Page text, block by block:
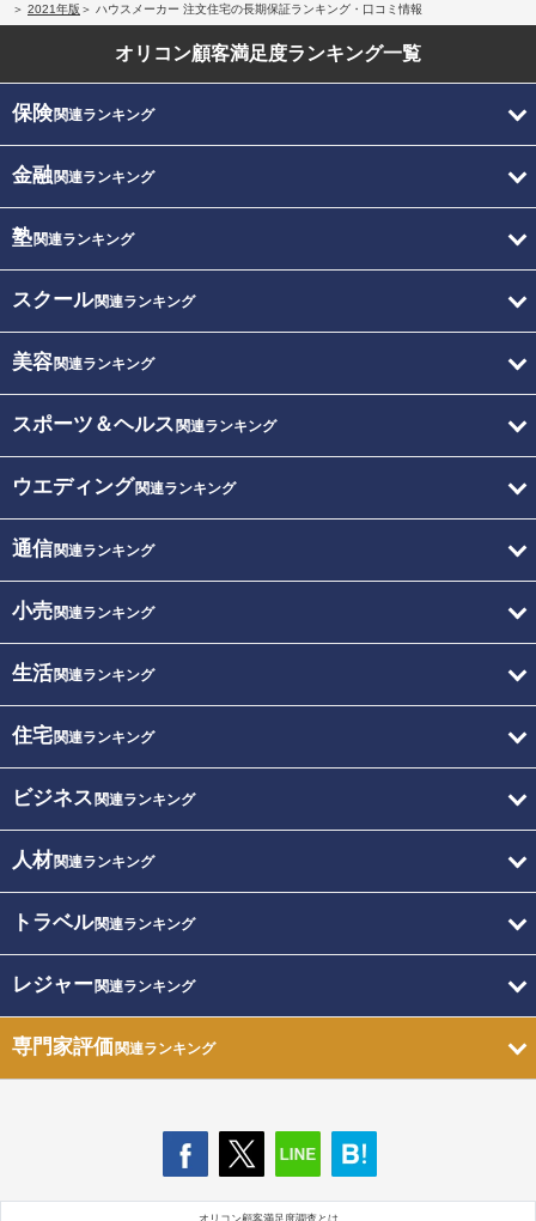
2021年版
ハウスメーカー 注文住宅の長期保証ランキング・口コミ情報
オリコン顧客満足度ランキング一覧
保険関連ランキング
金融関連ランキング
塾関連ランキング
スクール関連ランキング
美容関連ランキング
スポーツ＆ヘルス 関連ランキング
ウエディング関連ランキング
通信関連ランキング
小売関連ランキング
生活関連ランキング
住宅関連ランキング
ビジネス 関連ランキング
人材関連ランキング
トラベル関連ランキング
レジャー関連ランキング
専門家評価関連ランキング
オリコン顧客満足度調査とは